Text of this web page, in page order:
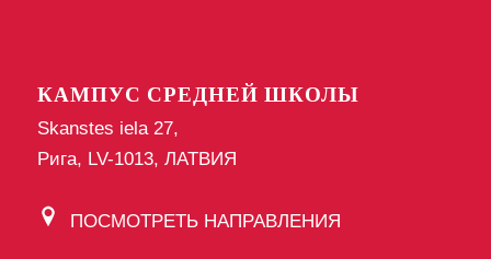
КАМПУС СРЕДНЕЙ ШКОЛЫ
Skanstes iela 27,
Рига, LV-1013, ЛАТВИЯ
ПОСМОТРЕТЬ НАПРАВЛЕНИЯ